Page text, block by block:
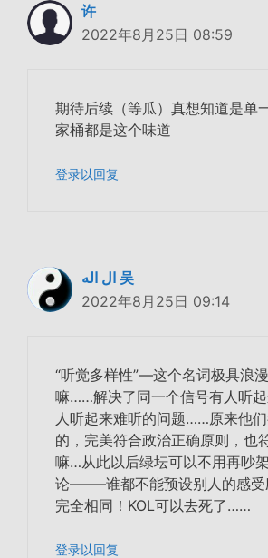
许
2022年8月25日 08:59
期待后续（等瓜）真想知道是单
家桶都是这个味道
登录以回复
ال اله 吴
2022年8月25日 09:14
“听觉多样性”—这个名词极具浪
嘛……解决了同一个信号有人听
人听起来难听的问题……原来他
的，完美符合政治正确原则，也
嘛…从此以后绿坛可以不用再吵
论–——谁都不能预设别人的感受
完全相同！KOL可以去死了……
登录以回复